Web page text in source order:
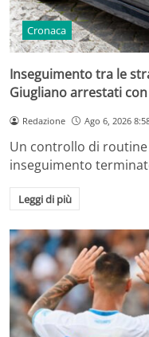
Cronaca
Inseguimento tra le
Giugliano arrestati
Redazione Ago 6, 2026
Un controllo di
inseguimento
Leggi di più